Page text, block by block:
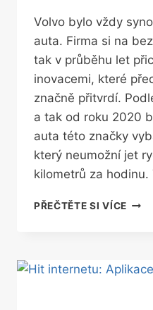
Volvo bylo vždy
auta. Firma si na
tak v průběhu let
inovacemi, které
značně přitvrdí.
a tak od roku 2020
auta této značky
který neumožní jet
kilometrů za hodinu.
PŘEČTĚTE SI VÍCE